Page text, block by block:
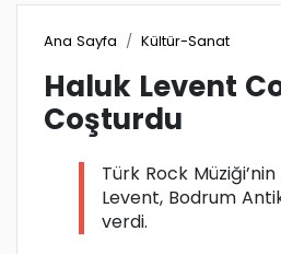
Ana Sayfa Kültür-Sanat
Haluk Levent
Coşturdu
Türk Rock
Levent, Bodrum
verdi.